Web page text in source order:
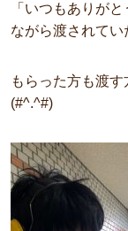
「いつもありが
ながら渡されてい
もらった方も渡
(#^.^#)